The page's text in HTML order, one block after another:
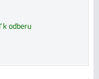
k odberu